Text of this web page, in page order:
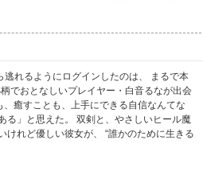
れるようにログインしたのは、 まるで本
でおとなしいプレイヤー・白音るなが出会
、癒すことも、上手にできる自信なんてな
」と思えた。 双剣と、やさしいヒール魔
れど優しい彼女が、 “誰かのために生きる